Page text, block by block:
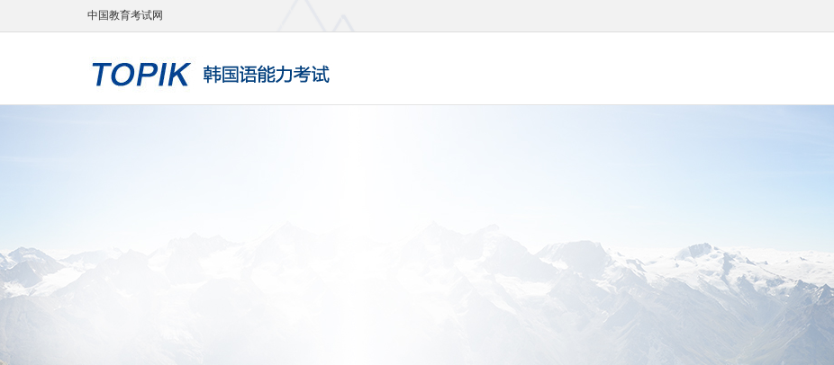
中国教育考试网